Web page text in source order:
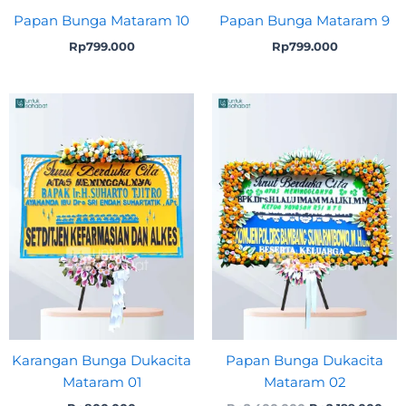
Papan Bunga Mataram 10
Rp799.000
Papan Bunga Mataram 9
Rp799.000
Karangan Bunga Dukacita
Mataram 01
Papan Bunga Dukacita
Mataram 02
Rp2.400.000.